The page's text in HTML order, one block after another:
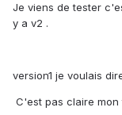
Je viens de tester
y a v2 .
version1 je voulais
C'est pas claire mon